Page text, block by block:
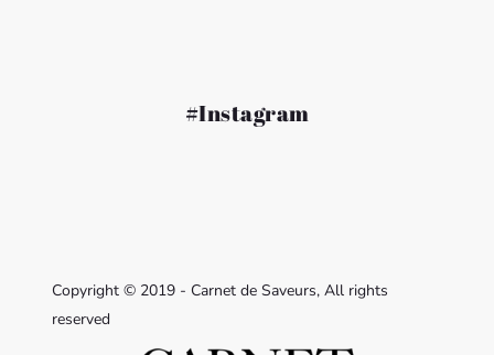
#Instagram
Copyright © 2019 - Carnet de Saveurs, All rights
reserved